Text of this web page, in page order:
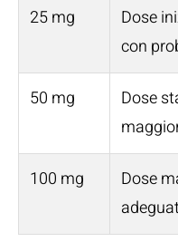
25 mg
Dose
con
50 mg
Dose
100 mg
Dose